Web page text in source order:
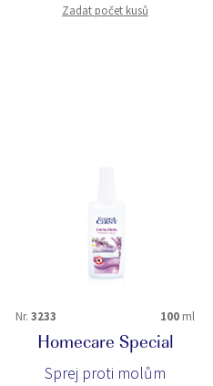
Zadat počet kusů
Nr. 3233 100 ml
Homecare Special
Sprej proti molům